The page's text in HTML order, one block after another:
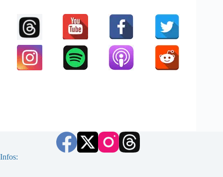
Infos: